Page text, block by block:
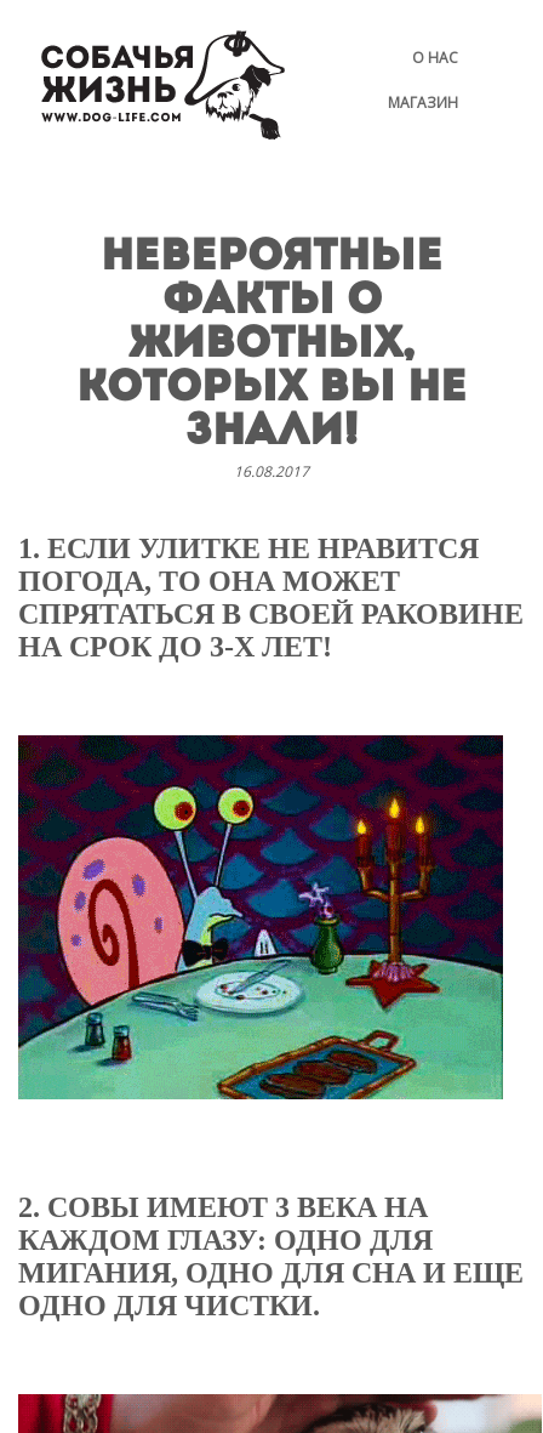
О НАС
МАГАЗИН
НЕВЕРОЯТНЫЕ
ФАКТЫ О
ЖИВОТНЫХ,
КОТОРЫХ ВЫ НЕ
ЗНАЛИ!
16.08.2017
1. ЕСЛИ УЛИТКЕ НЕ НРАВИТСЯ
ПОГОДА, ТО ОНА МОЖЕТ
СПРЯТАТЬСЯ В СВОЕЙ РАКОВИНЕ
НА СРОК ДО 3-Х ЛЕТ!
2. СОВЫ ИМЕЮТ 3 ВЕКА НА
КАЖДОМ ГЛАЗУ: ОДНО ДЛЯ
МИГАНИЯ, ОДНО ДЛЯ СНА И ЕЩЕ
ОДНО ДЛЯ ЧИСТКИ.